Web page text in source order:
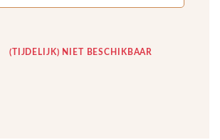
(TIJDELIJK) NIET BESCHIKBAAR